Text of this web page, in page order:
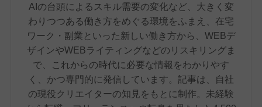
AIの台頭によるスキル需要の変化など、大きく変
わりつつある働き方をめぐる環境をふまえ、在宅
ワーク・副業といった新しい働き方から、WEBデ
ザインやWEBライティングなどのリスキリングま
で、これからの時代に必要な情報をわかりやす
く、かつ専門的に発信しています。記事は、自社
の現役クリエイターの知見をもとに制作。未経験